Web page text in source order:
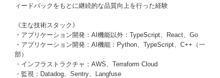
ィードバックをもとに継続的な品質向上を行った経験
《主な技術スタック》
・アプリケーション開発：AI機能以外：TypeScript、React、Go
・アプリケーション開発：AI機能：Python、TypeScript、C++（一
部）
・インフラストラクチャ：AWS、Terraform Cloud
・監視：Datadog、Sentry、Langfuse